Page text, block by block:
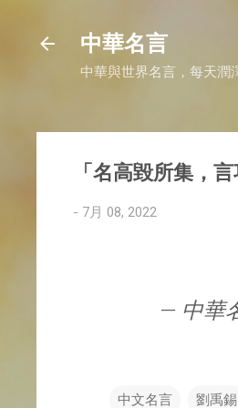
中華名言
中華與世界名言，每天潤
「名高毀所集，
- 7月 08, 2022
— 中華
中文名言 劉禹錫